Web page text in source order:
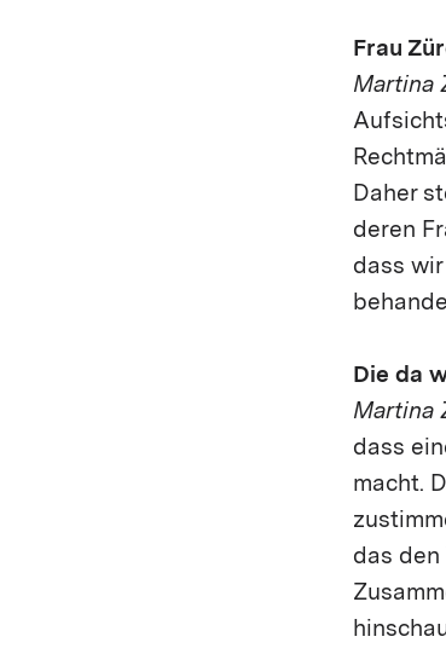
Frau
Martina
Daher
deren
dass
Die da
Martina
dass
macht.
das den